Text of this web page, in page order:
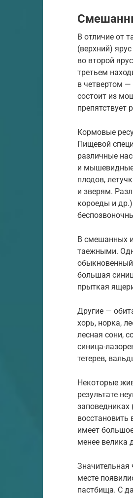
В отличие от
(верхний)
во второй
третьем
в четвертом —
состоит из
препятствует
Кормовые
Пищевой
различные
и мышевидные
плодов,
и зверям.
короеды и
В смешанных
таежными.
большая
прыткая
Другие —
хорь, норка,
лесная сони,
синица-
тетерев,
Некоторые
результате
заповедниках
имеет
менее велика
Значительная
месте
пастбища. С